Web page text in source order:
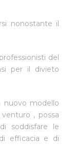
nonostante il
del
per il divieto
nuovo modello
, possa
soddisfare le
efficacia e di